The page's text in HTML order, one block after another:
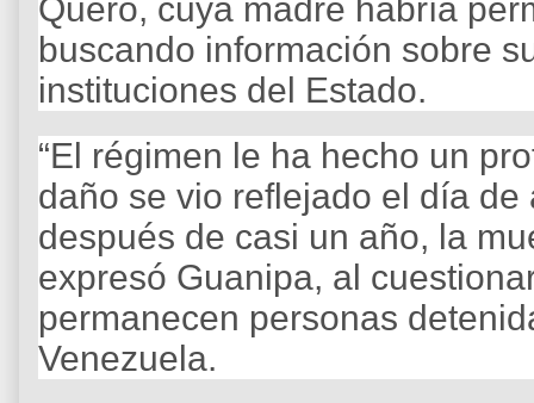
Quero, cuya madre habría
buscando información sobre
instituciones del Estado.
“El régimen le ha hecho un
daño se vio reflejado el día
después de casi un año, la
expresó Guanipa, al
permanecen personas
Venezuela.